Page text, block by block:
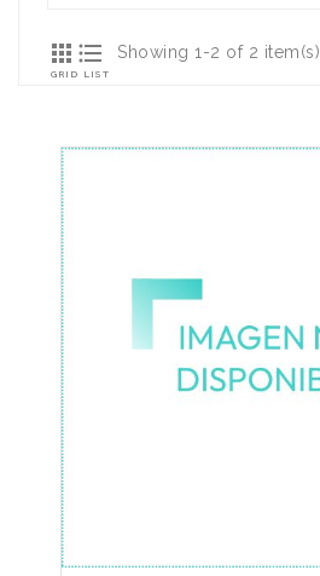

GRID

LIST
Showing 1-2 of 2 item(s)